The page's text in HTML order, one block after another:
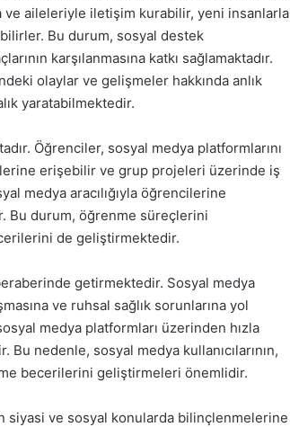
ve aileleriyle iletişim kurabilir, yeni insanlarla
Bu durum, sosyal destek
karşılanmasına katkı sağlamaktadır.
olaylar ve gelişmeler hakkında anlık
yaratabilmektedir.
Öğrenciler, sosyal medya platformlarını
erişebilir ve grup projeleri üzerinde iş
medya aracılığıyla öğrencilerine
Bu durum, öğrenme süreçlerini
de geliştirmektedir.
getirmektedir. Sosyal medya
ve ruhsal sağlık sorunlarına yol
medya platformları üzerinden hızla
nedenle, sosyal medya kullanıcılarının,
becerilerini geliştirmeleri önemlidir.
siyasi ve sosyal konularda bilinçlenmelerine